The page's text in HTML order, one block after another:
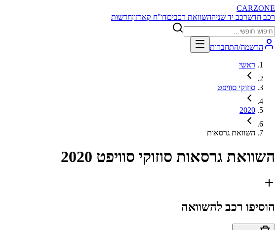
CARZONE
רכב חדשרכב יד שניההשוואת רכביםדו"ח קארזוןחדשות
הרשמה/התחברות
ראשי
סוזוקי סוויפט
2020
השוואת גרסאות
השוואת גרסאות סוזוקי סוויפט 2020
הוסיפו רכב להשוואה